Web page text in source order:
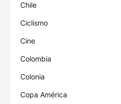
Chile
Ciclismo
Cine
Colombia
Colonia
Copa América